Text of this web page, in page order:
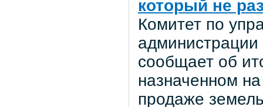
который не
Комитет по
администрации
сообщает об
назначенном
продаже